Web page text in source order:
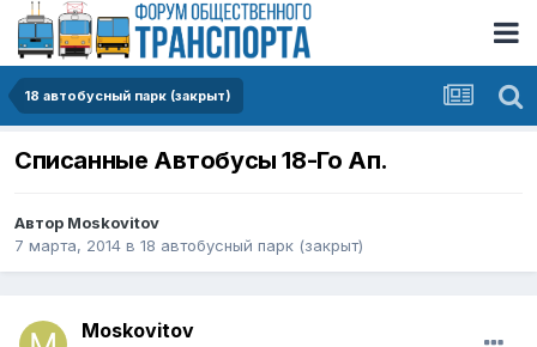
18 автобусный парк (закрыт)
Cписанные Автобусы 18-Го Ап.
Автор Moskovitov
7 марта, 2014 в 18 автобусный парк (закрыт)
Moskovitov